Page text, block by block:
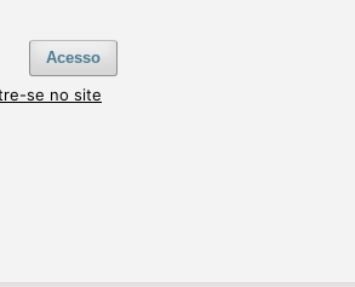
Acesso
se no site